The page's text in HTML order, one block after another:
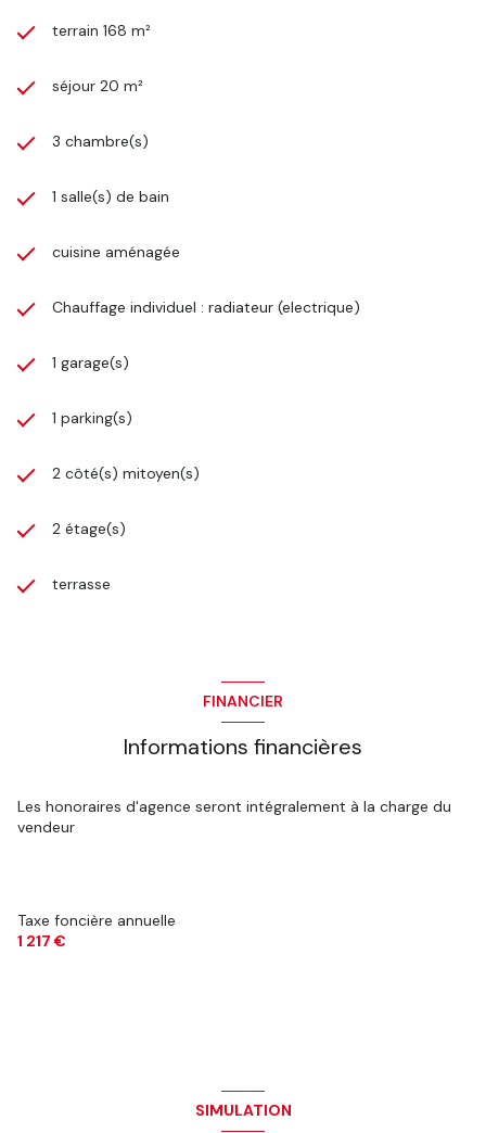
terrain 168 m²
séjour 20 m²
3 chambre(s)
1 salle(s) de bain
cuisine aménagée
Chauffage individuel : radiateur (electrique)
1 garage(s)
1 parking(s)
2 côté(s) mitoyen(s)
2 étage(s)
terrasse
FINANCIER
Informations financières
Les honoraires d'agence seront intégralement à la charge du
vendeur
Taxe foncière annuelle
1 217 €
SIMULATION